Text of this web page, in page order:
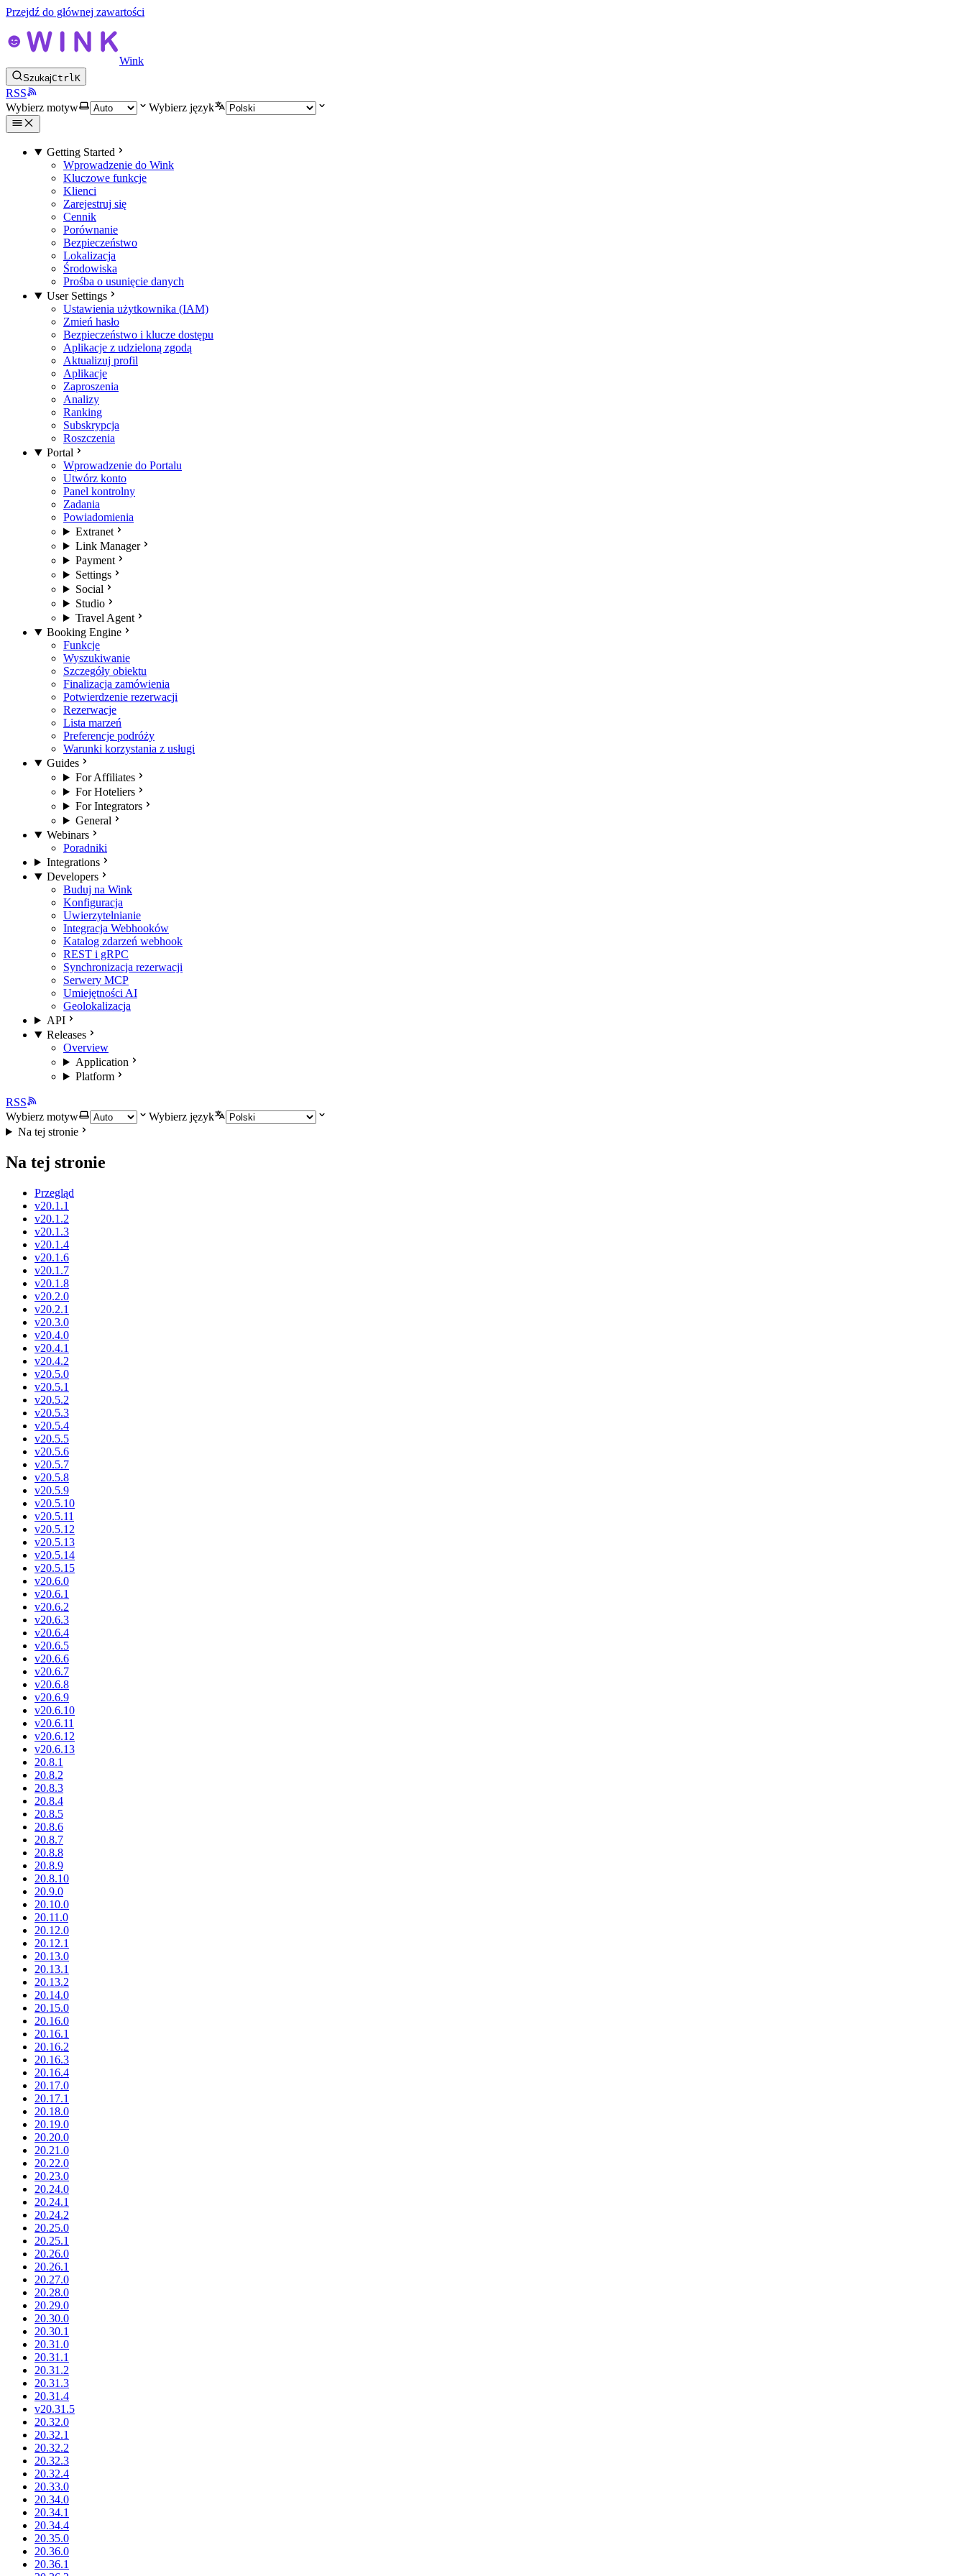
Przejdź do głównej zawartości
Wink
SzukajCtrlK
RSS
Wybierz motyw
Wybierz język
Getting Started
Wprowadzenie do Wink
Kluczowe funkcje
Klienci
Zarejestruj się
Cennik
Porównanie
Bezpieczeństwo
Lokalizacja
Środowiska
Prośba o usunięcie danych
User Settings
Ustawienia użytkownika (IAM)
Zmień hasło
Bezpieczeństwo i klucze dostępu
Aplikacje z udzieloną zgodą
Aktualizuj profil
Aplikacje
Zaproszenia
Analizy
Ranking
Subskrypcja
Roszczenia
Portal
Wprowadzenie do Portalu
Utwórz konto
Panel kontrolny
Zadania
Powiadomienia
Extranet
Link Manager
Payment
Settings
Social
Studio
Travel Agent
Booking Engine
Funkcje
Wyszukiwanie
Szczegóły obiektu
Finalizacja zamówienia
Potwierdzenie rezerwacji
Rezerwacje
Lista marzeń
Preferencje podróży
Warunki korzystania z usługi
Guides
For Affiliates
For Hoteliers
For Integrators
General
Webinars
Poradniki
Integrations
Developers
Buduj na Wink
Konfiguracja
Uwierzytelnianie
Integracja Webhooków
Katalog zdarzeń webhook
REST i gRPC
Synchronizacja rezerwacji
Serwery MCP
Umiejętności AI
Geolokalizacja
API
Releases
Overview
Application
Platform
RSS
Wybierz motyw
Wybierz język
Na tej stronie
Na tej stronie
Przegląd
v20.1.1
v20.1.2
v20.1.3
v20.1.4
v20.1.6
v20.1.7
v20.1.8
v20.2.0
v20.2.1
v20.3.0
v20.4.0
v20.4.1
v20.4.2
v20.5.0
v20.5.1
v20.5.2
v20.5.3
v20.5.4
v20.5.5
v20.5.6
v20.5.7
v20.5.8
v20.5.9
v20.5.10
v20.5.11
v20.5.12
v20.5.13
v20.5.14
v20.5.15
v20.6.0
v20.6.1
v20.6.2
v20.6.3
v20.6.4
v20.6.5
v20.6.6
v20.6.7
v20.6.8
v20.6.9
v20.6.10
v20.6.11
v20.6.12
v20.6.13
20.8.1
20.8.2
20.8.3
20.8.4
20.8.5
20.8.6
20.8.7
20.8.8
20.8.9
20.8.10
20.9.0
20.10.0
20.11.0
20.12.0
20.12.1
20.13.0
20.13.1
20.13.2
20.14.0
20.15.0
20.16.0
20.16.1
20.16.2
20.16.3
20.16.4
20.17.0
20.17.1
20.18.0
20.19.0
20.20.0
20.21.0
20.22.0
20.23.0
20.24.0
20.24.1
20.24.2
20.25.0
20.25.1
20.26.0
20.26.1
20.27.0
20.28.0
20.29.0
20.30.0
20.30.1
20.31.0
20.31.1
20.31.2
20.31.3
20.31.4
v20.31.5
20.32.0
20.32.1
20.32.2
20.32.3
20.32.4
20.33.0
20.34.0
20.34.1
20.34.4
20.35.0
20.36.0
20.36.1